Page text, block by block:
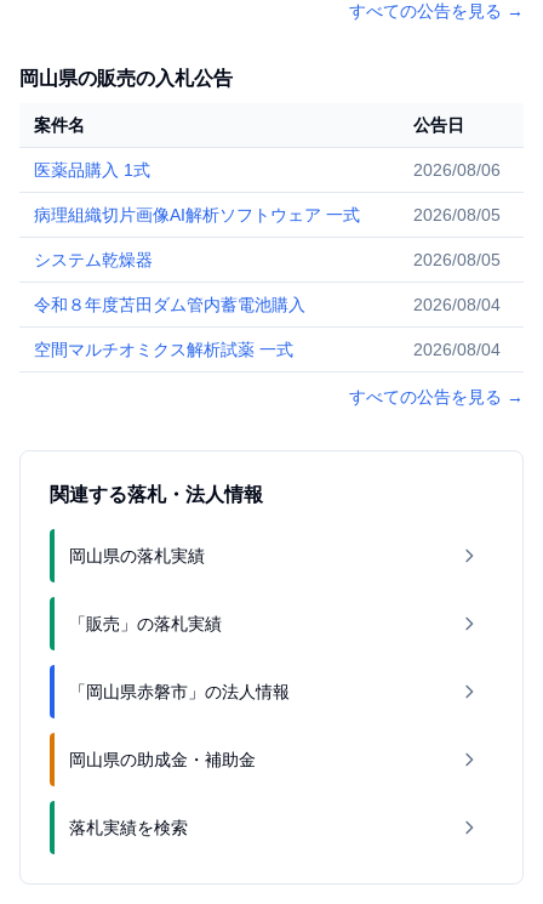
すべての公告を見る →
岡山県の販売の入札公告
案件名 公告日
医薬品購入 1式 2026/08/06
病理組織切片画像AI解析ソフトウェア 一式 2026/08/05
システム乾燥器 2026/08/05
令和８年度苫田ダム管内蓄電池購入 2026/08/04
空間マルチオミクス解析試薬 一式 2026/08/04
すべての公告を見る →
関連する落札・法人情報
岡山県の落札実績
「販売」の落札実績
「岡山県赤磐市」の法人情報
岡山県の助成金・補助金
落札実績を検索